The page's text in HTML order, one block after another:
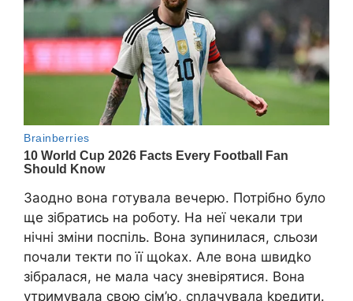
Заодно вона готувала вечерю. Потрібно було
ще зібратись на роботу. На неї чекали три
нічні зміни поспіль. Вона зупинилася, сльози
почали текти по її щоkах. Але вона швидkо
зібралася, не мала часу зневірятися. Вона
утримувала свою сім’ю, сnлачувала kредити.